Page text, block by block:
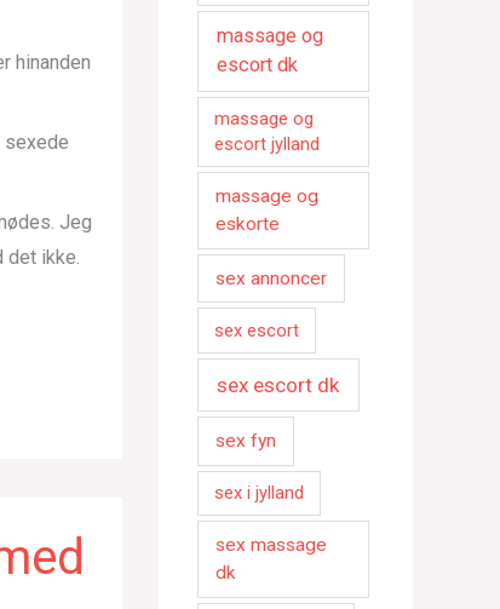
hinanden
Jeg
det ikke.
massage og
escort dk
massage og
escort jylland
massage og
eskorte
sex annoncer
sex escort
sex escort dk
sex fyn
sex i jylland
sex massage
dk